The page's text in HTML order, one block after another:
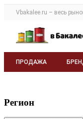
Раздел
Vbakalee.ru – весь
Авторизация и
Навигация по
ПРОДАЖА
Кубань
Фильтры
Регион